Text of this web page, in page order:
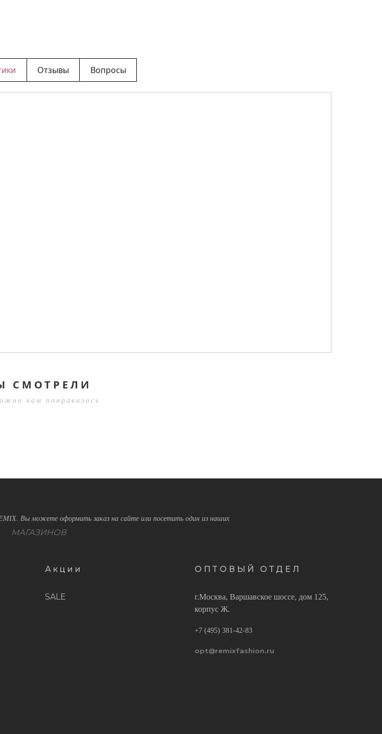
Отзывы Вопросы
СМОТРЕЛИ
вам понравилось
Вы можете оформить заказ на сайте или посетить один из наших
МАГАЗИНОВ
Акции
SALE
ОПТОВЫЙ ОТДЕЛ
г.Москва, Варшавское шоссе, дом 125,
корпус Ж.
+7 (495) 381-42-83
opt@remixfashion.ru